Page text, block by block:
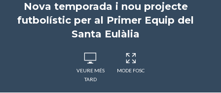
Nova temporada i nou projecte
futbolístic per al Primer Equip del
Santa Eulàlia
VEURE MÉS
TARD
MODE FOSC